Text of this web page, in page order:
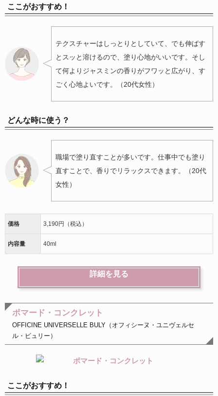
ここがおすすめ！
テクスチャーはしっとりとしていて、でも伸ばす
とスッと溶けるので、塗り心地がいいです。そし
て何よりジャスミンの香りがフワッと広がり、す
ごく心地よいです。（20代女性）
どんな時に使う？
職場で塗り直すことが多いです。仕事中でも塗り
直すことで、香りでリラックスできます。（20代
女性）
価格 3,190円（税込）
内容量 40ml
詳細を見る
ポマード・コンクレット
OFFICINE UNIVERSELLE BULY（オフィシーヌ・ユニヴェルセ
ル・ビュリー）
ここがおすすめ！